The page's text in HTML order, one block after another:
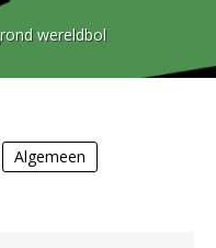
wereldbol
Algemeen